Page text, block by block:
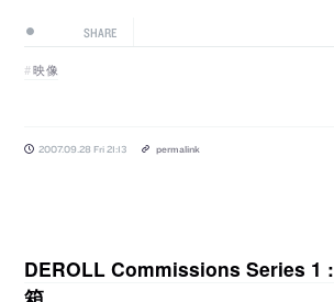
SHARE
映像
2007.09.28 Fri 21:13 permalink
DEROLL Commissions Series 1 :